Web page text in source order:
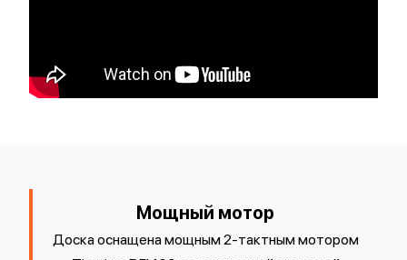
Мощный мотор
Доска оснащена мощным 2-тактным мотором